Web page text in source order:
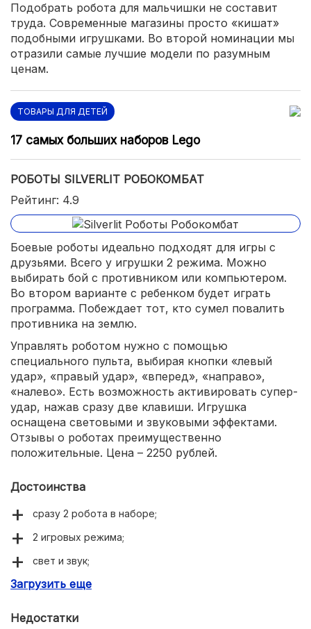
Подобрать робота для мальчишки не составит
труда. Современные магазины просто «кишат»
подобными игрушками. Во второй номинации мы
отразили самые лучшие модели по разумным
ценам.
ТОВАРЫ ДЛЯ ДЕТЕЙ
17 самых больших наборов Lego
РОБОТЫ SILVERLIT РОБОКОМБАТ
Рейтинг: 4.9
Боевые роботы идеально подходят для игры с
друзьями. Всего у игрушки 2 режима. Можно
выбирать бой с противником или компьютером.
Во втором варианте с ребенком будет играть
программа. Побеждает тот, кто сумел повалить
противника на землю.
Управлять роботом нужно с помощью
специального пульта, выбирая кнопки «левый
удар», «правый удар», «вперед», «направо»,
«налево». Есть возможность активировать супер-
удар, нажав сразу две клавиши. Игрушка
оснащена световыми и звуковыми эффектами.
Отзывы о роботах преимущественно
положительные. Цена – 2250 рублей.
Достоинства
сразу 2 робота в наборе;
2 игровых режима;
свет и звук;
много восторженных отзывов.
Загрузить еще
Недостатки